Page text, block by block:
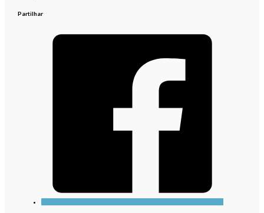
Partilhar